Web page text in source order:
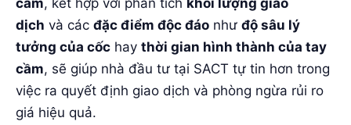
cầm, kết hợp với phân tích khối lượng giao
dịch và các đặc điểm độc đáo như độ sâu lý
tưởng của cốc hay thời gian hình thành của tay
cầm, sẽ giúp nhà đầu tư tại SACT tự tin hơn trong
việc ra quyết định giao dịch và phòng ngừa rủi ro
giá hiệu quả.